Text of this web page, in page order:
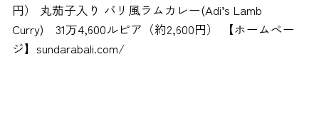
円） 丸茄子入り バリ風ラムカレー(Adi’s Lamb
Curry) 31万4,600ルピア（約2,600円） 【ホームペー
ジ】sundarabali.com/